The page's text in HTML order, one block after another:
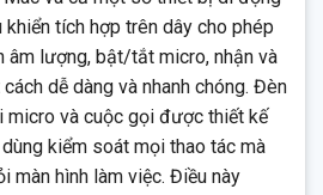
khiển tích hợp trên dây cho phép
âm lượng, bật/tắt micro, nhận và
dễ dàng và nhanh chóng. Đèn
micro và cuộc gọi được thiết kế
kiểm soát mọi thao tác mà
màn hình làm việc. Điều này